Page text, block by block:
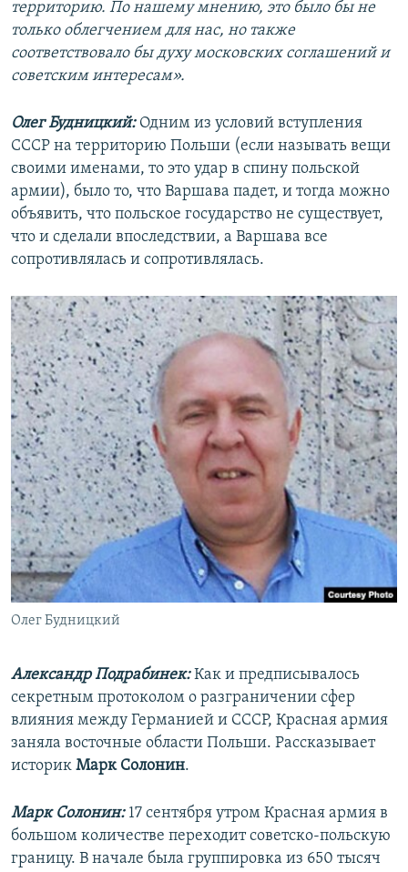
территорию. По нашему мнению, это было бы не
только облегчением для нас, но также
соответствовало бы духу московских соглашений и
советским интересам».
Олег Будницкий: Одним из условий вступления
СССР на территорию Польши (если называть вещи
своими именами, то это удар в спину польской
армии), было то, что Варшава падет, и тогда можно
объявить, что польское государство не существует,
что и сделали впоследствии, а Варшава все
сопротивлялась и сопротивлялась.
Олег Будницкий
Александр Подрабинек:Как и предписывалось
секретным протоколом о разграничении сфер
влияния между Германией и СССР, Красная армия
заняла восточные области Польши. Рассказывает
историк Марк Солонин.
Марк Солонин:17 сентября утром Красная армия в
большом количестве переходит советско-польскую
границу. В начале была группировка из 650 тысяч